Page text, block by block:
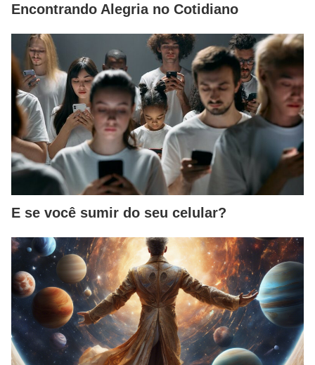
Encontrando Alegria no Cotidiano
E se você sumir do seu celular?